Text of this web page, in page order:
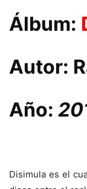
Álbum:
Autor:
Año:
Disimula es el